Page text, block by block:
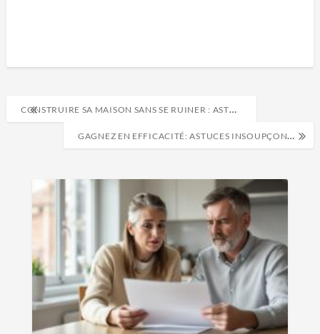
CONSTRUIRE SA MAISON SANS SE RUINER : ASTUCES BUDGET QUE PERSONNE NE VOUS DIT
GAGNEZ EN EFFICACITÉ: ASTUCES INSOUPÇONNÉES POUR RÉDUIRE VOS COÛTS DE PROJET